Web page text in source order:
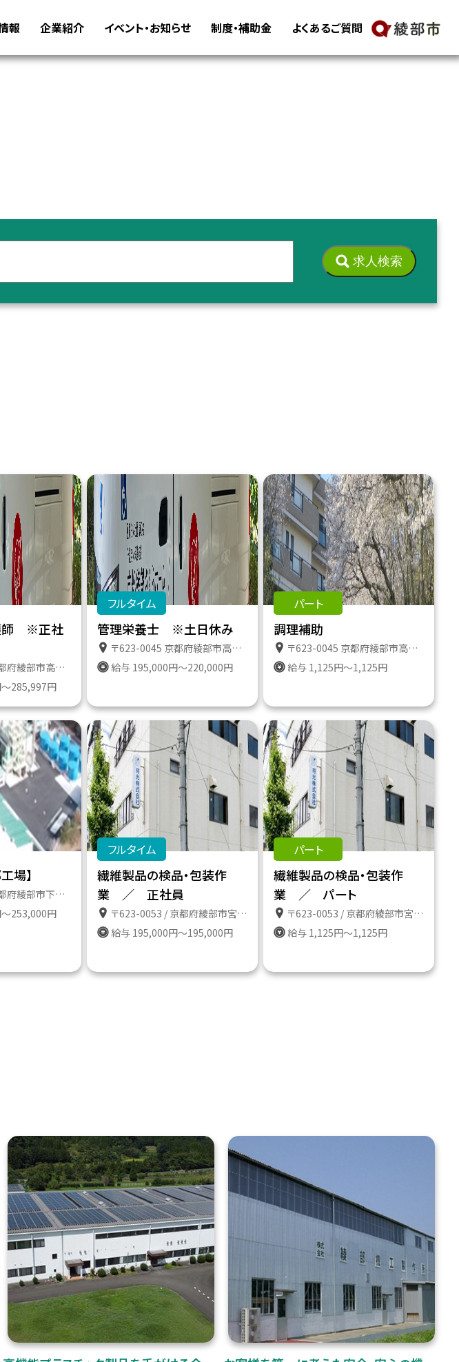
報 企業紹介 イベント・お知らせ 制度・補助金 よくあるご質問
求人検索
師 ※正社
町遠所１番地６１１
285,997円
フルタイム
管理栄養士 ※土日休み
〒623-0045 京都府綾部市高津町遠所１番地６１１
給与 195,000円～220,000円
パート
調理補助
〒623-0045 京都府綾部市高津町遠所１番地６１１
給与 1,125円～1,125円
場】
５ 京都工場トラックターミナル
253,000円
フルタイム
繊維製品の検品・包装作
業 ／ 正社員
〒623-0053 / 京都府綾部市宮代町前田１３の６
給与 195,000円～195,000円
パート
繊維製品の検品・包装作
業 ／ パート
〒623-0053 / 京都府綾部市宮代町前田１３の６
給与 1,125円～1,125円